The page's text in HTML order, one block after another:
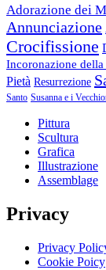
Adorazione dei
Annunciazione
Crocifissione
Incoronazione della
Pietà Resurrezione
Santo Susanna e i
Pittura
Scultura
Grafica
Illustrazione
Assemblage
Privacy
Privacy
Cookie Poicy